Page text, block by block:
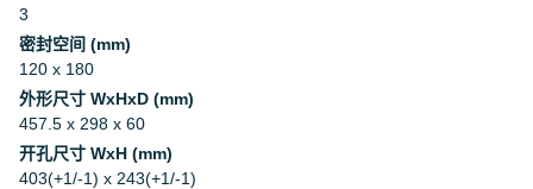
3
密封空间 (mm)
120 x 180
外形尺寸 WxHxD (mm)
457.5 x 298 x 60
开孔尺寸 WxH (mm)
403(+1/-1) x 243(+1/-1)